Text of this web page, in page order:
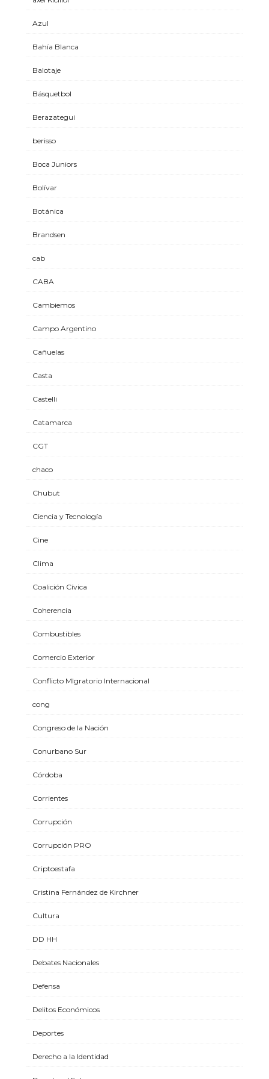
Azul
Bahía Blanca
Balotaje
Básquetbol
Berazategui
berisso
Boca Juniors
Bolívar
Botánica
Brandsen
cab
CABA
Cambiemos
Campo Argentino
Cañuelas
Casta
Castelli
Catamarca
CGT
chaco
Chubut
Ciencia y Tecnología
Cine
Clima
Coalición Cívica
Coherencia
Combustibles
Comercio Exterior
Conflicto MIgratorio Internacional
cong
Congreso de la Nación
Conurbano Sur
Córdoba
Corrientes
Corrupción
Corrupción PRO
Criptoestafa
Cristina Fernández de Kirchner
Cultura
DD HH
Debates Nacionales
Defensa
Delitos Económicos
Deportes
Derecho a la Identidad